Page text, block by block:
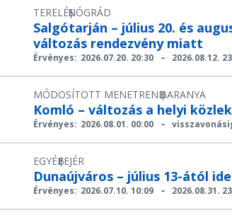
TERELÉS
|
NÓGRÁD
Salgótarján – július 20. és
változás rendezvény miatt
Érvényes: 2026.07.20. 20:30 – 2026.08.12.
MÓDOSÍTOTT MENETREND
|
BARANYA
Komló – változás a helyi
Érvényes: 2026.08.01. 00:00 –
EGYÉB
|
FEJÉR
Dunaújváros – július 13-ától
Érvényes: 2026.07.10. 10:09 – 2026.08.31.